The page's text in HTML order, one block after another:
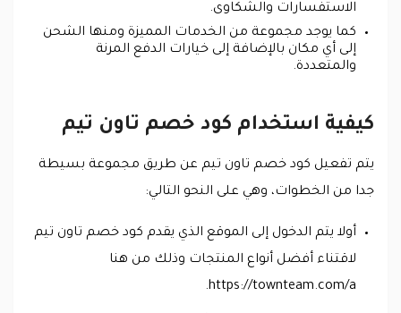
الاستفسارات والشكاوى.
كما يوجد مجموعة من الخدمات المميزة ومنها الشحن
إلى أي مكان بالإضافة إلى خيارات الدفع المرنة
والمتعددة.
كيفية استخدام كود خصم تاون تيم
يتم تفعيل كود خصم تاون تيم عن طريق مجموعة بسيطة
جدا من الخطوات، وهي على النحو التالي:
أولا يتم الدخول إلى الموقع الذي يقدم كود خصم تاون تيم
لاقتناء أفضل أنواع المنتجات وذلك من هنا
https://townteam.com/a.